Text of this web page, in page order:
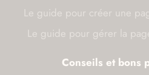
Le guide pour créer une
Le guide pour gérer la
Conseils et bons